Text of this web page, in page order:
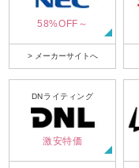
58%OFF～
> メーカーサイトへ
DNライティング
激安特価